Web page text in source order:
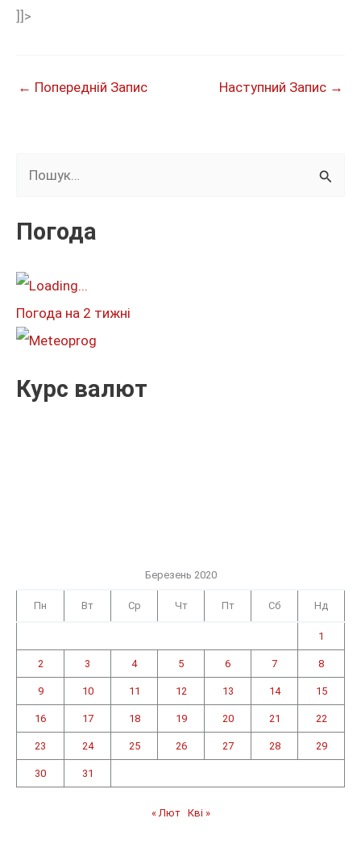
]]>
← Попередній Запис Наступний Запис →
к
т
:
Погода
Погода на 2 тижні
Курс валют
Березень 2020
Пн Вт Ср Чт Пт Сб Нд
1
2 3 4 5 6 7 8
9 10 11 12 13 14 15
16 17 18 19 20 21 22
23 24 25 26 27 28 29
30 31
« Лют Кві »